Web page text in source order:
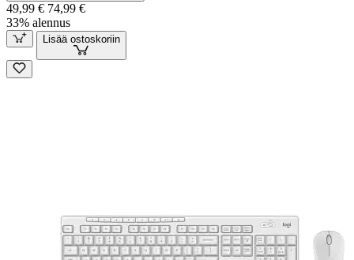
49,99 € 74,99 €
33% alennus
Lisää ostoskoriin